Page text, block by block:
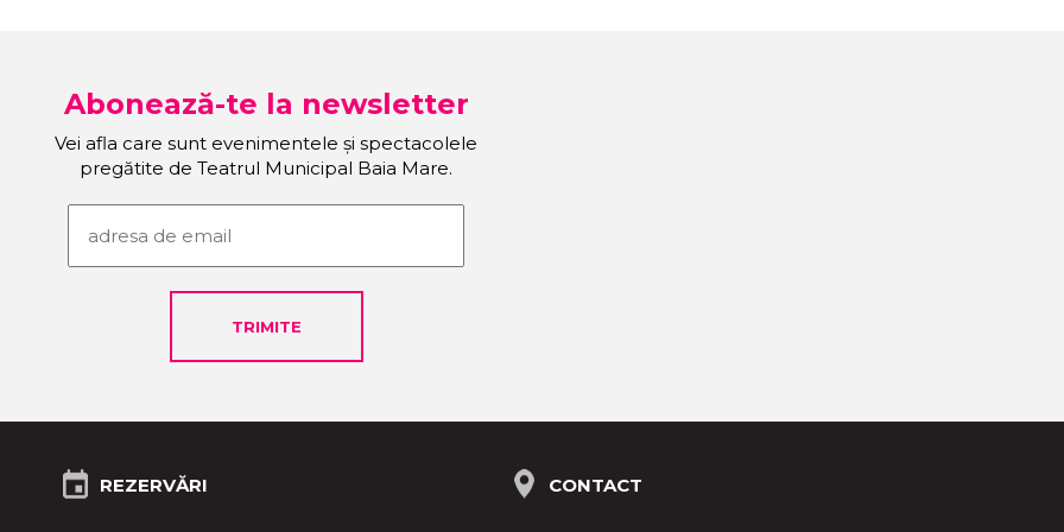
Abonează-te la newsletter
Vei afla care sunt evenimentele și spectacolele
pregătite de Teatrul Municipal Baia Mare.
REZERVĂRI CONTACT